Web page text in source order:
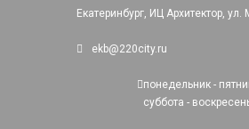
Екатеринбург, ИЦ Архитектор,
ekb@220city.ru
понедельник -
суббота -